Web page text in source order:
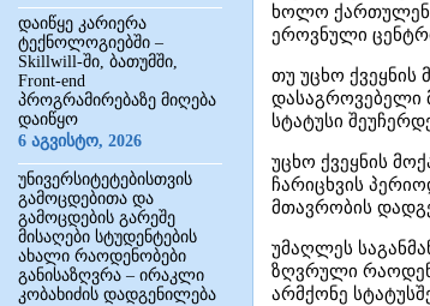
დაიწყე კარიერა
ტექნოლოგიებში –
Skillwill-ში, ბათუმში,
Front-end
პროგრამირებაზე მიღება
დაიწყო
6 აგვისტო, 2026
უნივერსიტეტებისთვის
გამოცდებითა და
გამოცდების გარეშე
მისაღები სტუდენტების
ახალი რაოდენობები
განისაზღვრა – ირაკლი
კობახიძის დადგენილება
ხოლო
ეროვნული
თუ უცხო
დასაგროვებელი
სტატუსი
უცხო ქვეყნის
ჩარიცხვის
მთავრობის
უმაღლეს
ზღვრული
არმქონე